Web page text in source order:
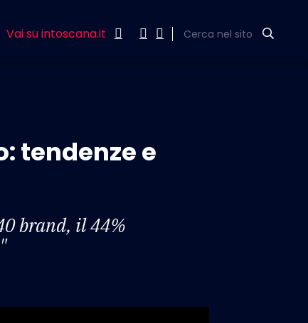
Vai su intoscana.it Cerca nel sito
tendenze e
brand, il 44%